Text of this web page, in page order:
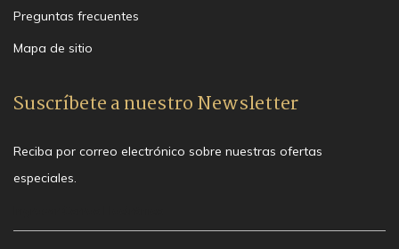
Preguntas frecuentes
Mapa de sitio
Suscríbete a nuestro Newsletter
Reciba por correo electrónico sobre nuestras ofertas
especiales.